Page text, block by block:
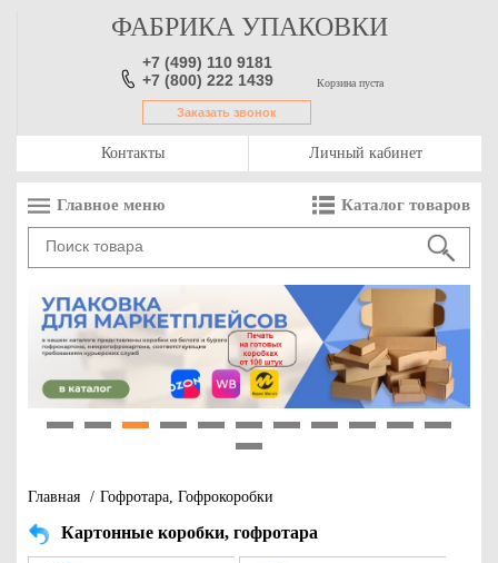
ФАБРИКА УПАКОВКИ
+7 (499) 110 9181
+7 (800) 222 1439
Заказать звонок
Корзина пуста
Контакты Личный кабинет
Главное меню Каталог товаров
Главная / Гофротара, Гофрокоробки
Картонные коробки, гофротара